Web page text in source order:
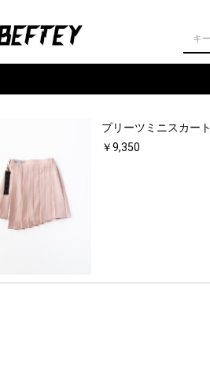
プリーツミニスカート
￥9,350